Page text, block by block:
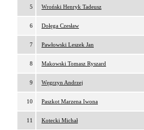
5 Wroński Henryk Tadeusz
6 Dołęga Czesław
7 Pawłowski Leszek Jan
8 Makowski Tomasz Ryszard
9 Węgrzyn Andrzej
10 Paszkot Marzena Iwona
11 Kotecki Michał